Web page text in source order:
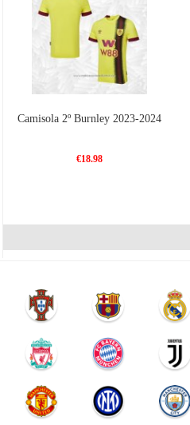
Camisola 2º Burnley 2023-2024
€18.98